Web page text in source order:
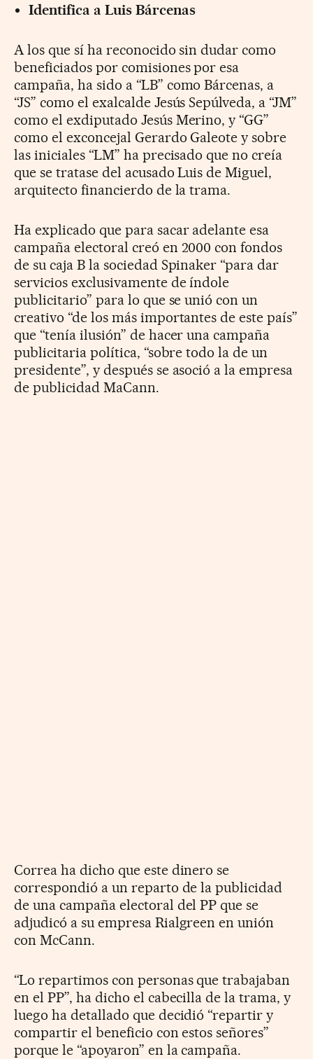
Identifica a Luis Bárcenas
A los que sí ha reconocido sin dudar como
beneficiados por comisiones por esa
campaña, ha sido a “LB” como Bárcenas, a
“JS” como el exalcalde Jesús Sepúlveda, a “JM”
como el exdiputado Jesús Merino, y “GG”
como el exconcejal Gerardo Galeote y sobre
las iniciales “LM” ha precisado que no creía
que se tratase del acusado Luis de Miguel,
arquitecto financierdo de la trama.
Ha explicado que para sacar adelante esa
campaña electoral creó en 2000 con fondos
de su caja B la sociedad Spinaker “para dar
servicios exclusivamente de índole
publicitario” para lo que se unió con un
creativo “de los más importantes de este país”
que “tenía ilusión” de hacer una campaña
publicitaria política, “sobre todo la de un
presidente”, y después se asoció a la empresa
de publicidad MaCann.
Correa ha dicho que este dinero se
correspondió a un reparto de la publicidad
de una campaña electoral del PP que se
adjudicó a su empresa Rialgreen en unión
con McCann.
“Lo repartimos con personas que trabajaban
en el PP”, ha dicho el cabecilla de la trama, y
luego ha detallado que decidió “repartir y
compartir el beneficio con estos señores”
porque le “apoyaron” en la campaña.